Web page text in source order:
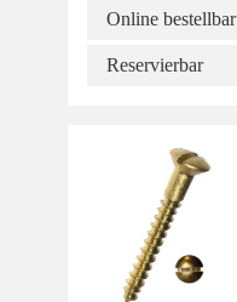
Online bestellbar
Reservierbar